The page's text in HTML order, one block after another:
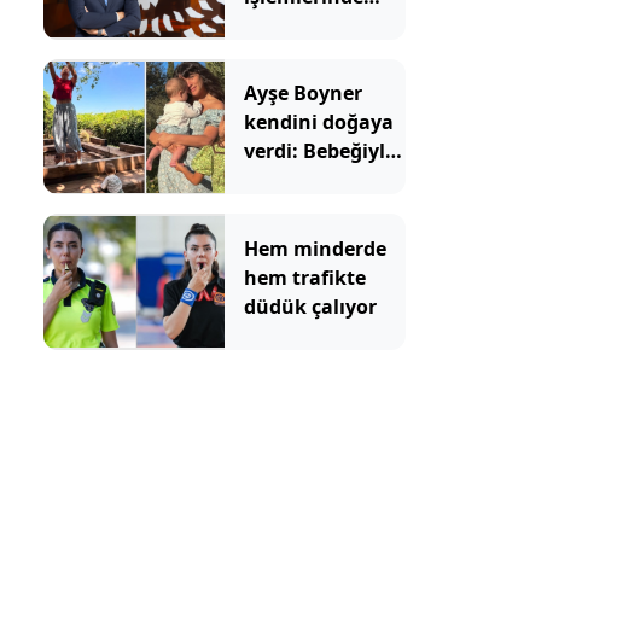
Ayşe Boyner
kendini doğaya
verdi: Bebeğiyle
Hem minderde
hem trafikte
düdük çalıyor